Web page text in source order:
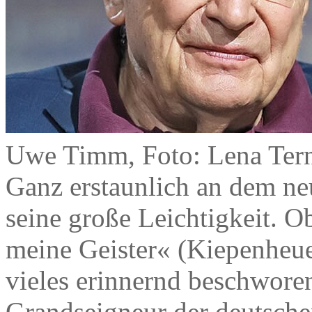
Uwe Timm, Foto: Lena
Ganz erstaunlich an dem
seine große Leichtigkeit.
meine Geister«
vieles erinnernd